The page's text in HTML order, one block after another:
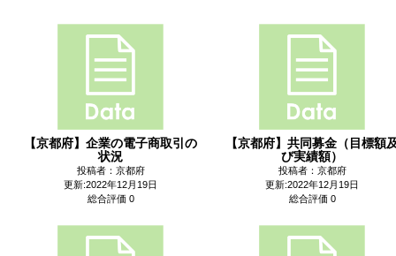
【京都府】企業の電子商取引の
状況
投稿者：京都府
更新:2022年12月19日
総合評価 0
【京都府】共同募金（目標額
び実績額）
投稿者：京都府
更新:2022年12月19日
総合評価 0